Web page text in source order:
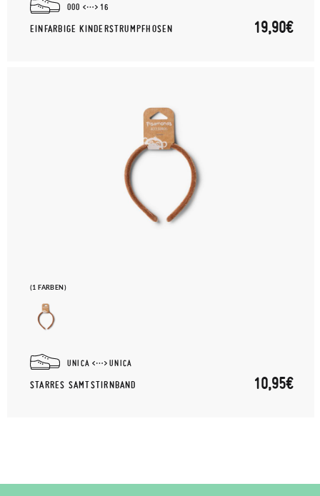
000 16
EINFARBIGE KINDERSTRUMPFHOSEN 19,90€
(1 FARBEN)
UNICA UNICA
STARRES SAMTSTIRNBAND 10,95€